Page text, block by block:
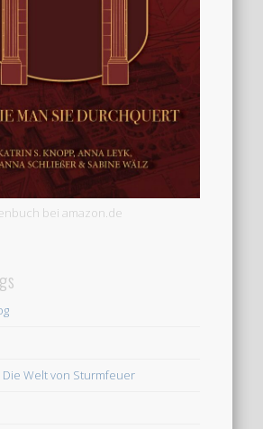
bei amazon.de
Welt von Sturmfeuer